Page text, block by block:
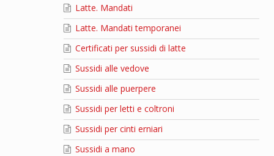
Latte. Mandati
Latte. Mandati temporanei
Certificati per sussidi di latte
Sussidi alle vedove
Sussidi alle puerpere
Sussidi per letti e coltroni
Sussidi per cinti erniari
Sussidi a mano